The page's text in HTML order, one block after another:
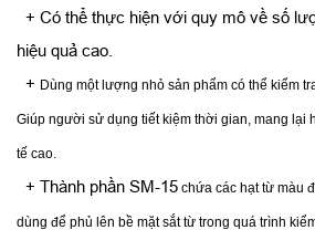
+ Có thể thực hiện với quy mô về số
hiệu quả cao.
+ Dùng một lượng nhỏ sản phẩm có thể kiểm
Giúp người sử dụng tiết kiệm thời gian, mang lại
tế cao.
+ ​Thành phần SM-15 chứa các hạt từ màu
dùng để phủ lên bề mặt sắt từ trong quá trình